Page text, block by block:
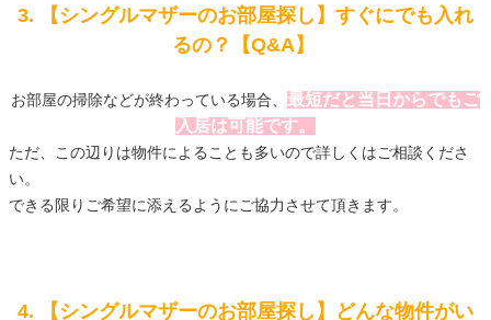
3. 【シングルマザーのお部屋探し】すぐにでも入れ
るの？【Q&A】
お部屋の掃除などが終わっている場合、 最短だと当日からでもご
入居は可能です。
ただ、この辺りは物件によることも多いので詳しくはご相談くださ
い。
できる限りご希望に添えるようにご協力させて頂きます。
4. 【シングルマザーのお部屋探し】どんな物件がい